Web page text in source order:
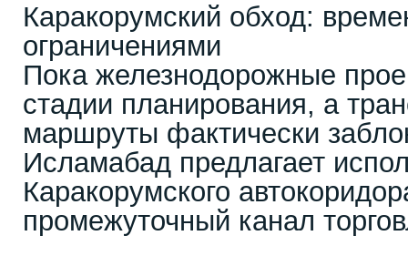
Каракорумский обход:
ограничениями
Пока железнодорожные
стадии планирования, а
маршруты фактически
Исламабад предлагает
Каракорумского
промежуточный канал